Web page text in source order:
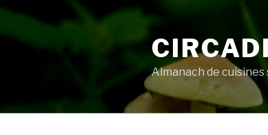
Aller
contenu
Almanach de